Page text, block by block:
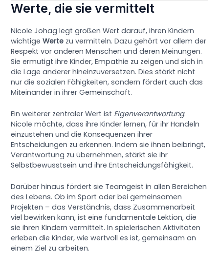
Werte, die sie vermittelt
Nicole Johag legt großen Wert darauf, ihren Kindern
wichtigeWerte zu vermitteln. Dazu gehört vor allem der
Respekt vor anderen Menschen und deren Meinungen.
Sie ermutigt ihre Kinder, Empathie zu zeigen und sich in
die Lage anderer hineinzuversetzen. Dies stärkt nicht
nur die sozialen Fähigkeiten, sondern fördert auch das
Miteinander in ihrer Gemeinschaft.
Ein weiterer zentraler Wert ist Eigenverantwortung.
Nicole möchte, dass ihre Kinder lernen, für ihr Handeln
einzustehen und die Konsequenzen ihrer
Entscheidungen zu erkennen. Indem sie ihnen beibringt,
Verantwortung zu übernehmen, stärkt sie ihr
Selbstbewusstsein und ihre Entscheidungsfähigkeit.
Darüber hinaus fördert sie Teamgeist in allen Bereichen
des Lebens. Ob im Sport oder bei gemeinsamen
Projekten – das Verständnis, dass Zusammenarbeit
viel bewirken kann, ist eine fundamentale Lektion, die
sie ihren Kindern vermittelt. In spielerischen Aktivitäten
erleben die Kinder, wie wertvoll es ist, gemeinsam an
einem Ziel zu arbeiten.